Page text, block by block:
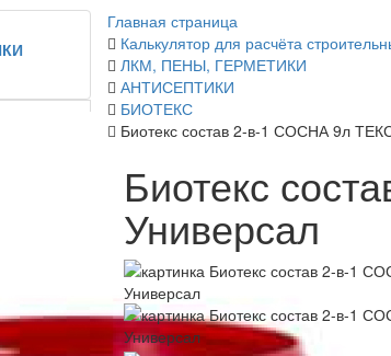
Главная страница
Калькулятор для расчёта
ЛКМ, ПЕНЫ, ГЕРМЕТИКИ
АНТИСЕПТИКИ
БИОТЕКС
Биотекс состав 2-в-1 СОСНА 9л
Биотекс
Универсал